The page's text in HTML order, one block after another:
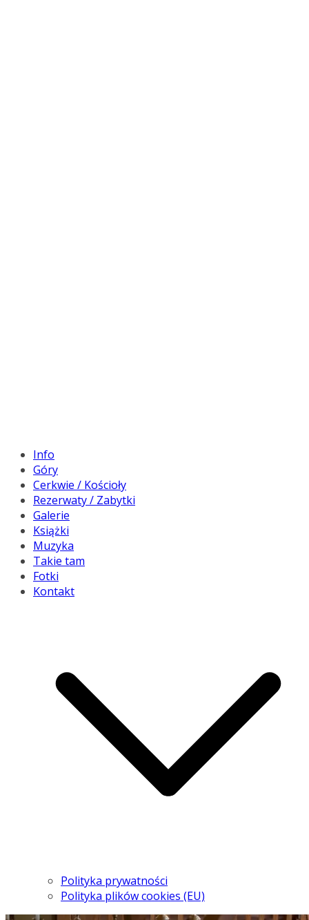
Info
Góry
Cerkwie / Kościoły
Rezerwaty / Zabytki
Galerie
Książki
Muzyka
Takie tam
Fotki
Kontakt
Polityka prywatności
Polityka plików cookies (EU)